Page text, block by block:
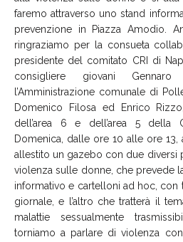
faremo attraverso uno stand
prevenzione in Piazza Amodio.
ringraziamo per la consueta
presidente del comitato CRI di
consigliere giovani
l’Amministrazione comunale di
Domenico Filosa ed Enrico
dell’area 6 e dell’area 5 della
Domenica, dalle ore 10 alle ore
allestito un gazebo con due diversi
violenza sulle donne, che prevede
informativo e cartelloni ad hoc, con
giornale, e l’altro che tratterà il
malattie sessualmente
torniamo a parlare di violenza